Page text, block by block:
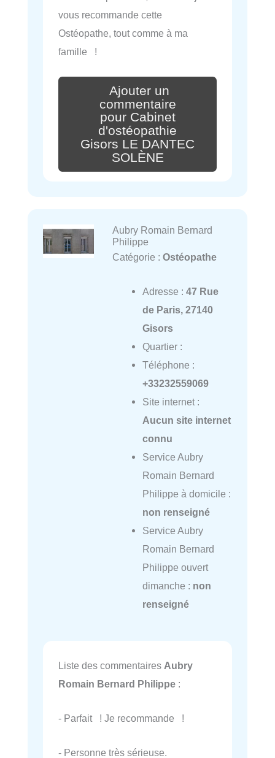
vous recommande cette
Ostéopathe, tout comme à ma
famille !
Ajouter un
commentaire
pour Cabinet
d'ostéopathie
Gisors LE DANTEC
SOLÈNE
Aubry Romain Bernard
Philippe
Catégorie : Ostéopathe
Adresse : 47 Rue
de Paris, 27140
Gisors
Quartier :
Téléphone :
+33232559069
Site internet :
Aucun site internet
connu
Service Aubry
Romain Bernard
Philippe à domicile :
non renseigné
Service Aubry
Romain Bernard
Philippe ouvert
dimanche : non
renseigné
Liste des commentaires Aubry
Romain Bernard Philippe :
- Parfait ! Je recommande !
- Personne très sérieuse.